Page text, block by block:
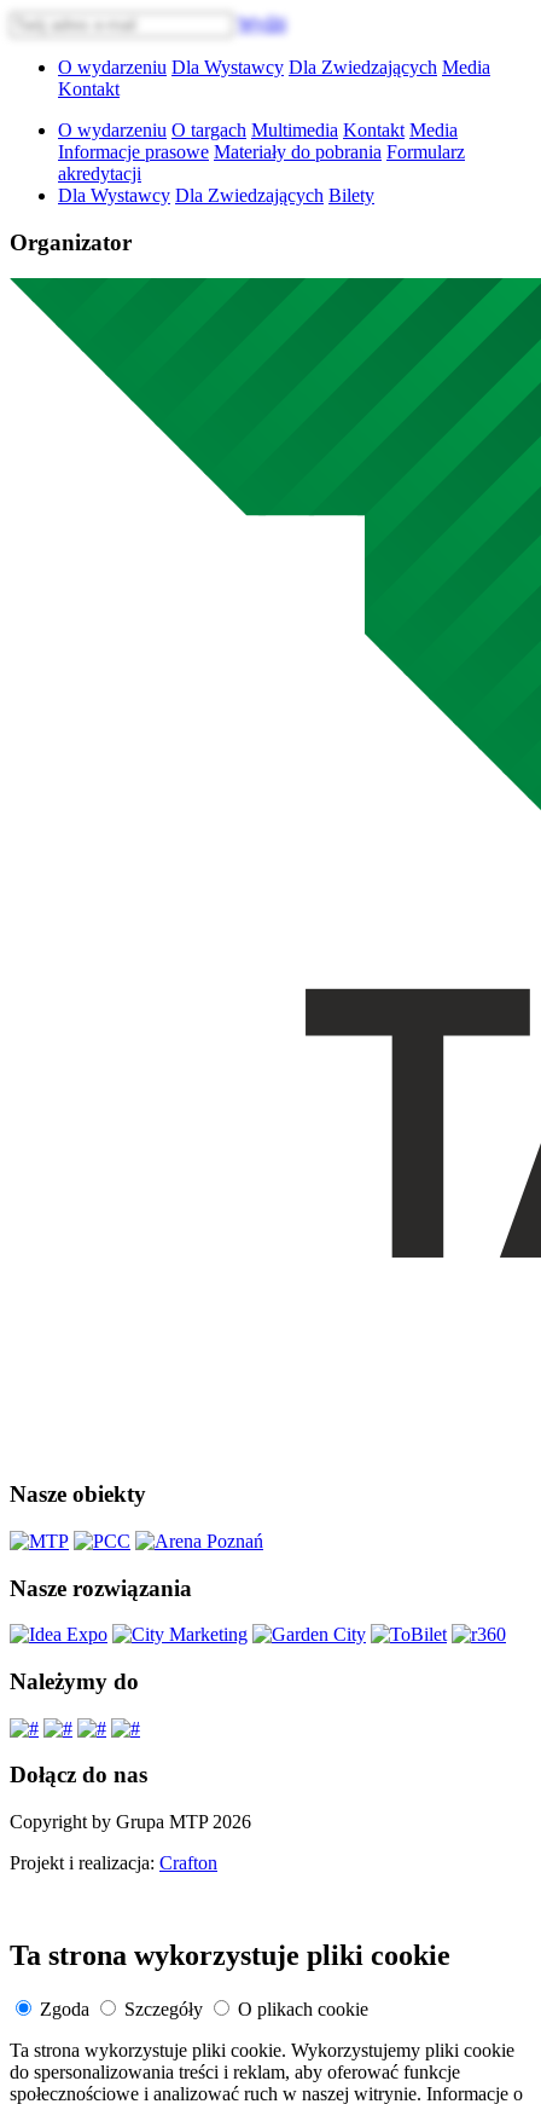
Wyślij
O wydarzeniu Dla Wystawcy Dla Zwiedzających Media
Kontakt
O wydarzeniu O targach Multimedia Kontakt Media
Informacje prasowe Materiały do pobrania Formularz
akredytacji
Dla Wystawcy Dla Zwiedzających Bilety
Organizator
Nasze obiekty
Nasze rozwiązania
Należymy do
Dołącz do nas
Copyright by Grupa MTP 2026
Projekt i realizacja: Crafton
Ta strona wykorzystuje pliki cookie
Zgoda Szczegóły
O plikach cookie
Ta strona wykorzystuje pliki cookie. Wykorzystujemy pliki cookie
do spersonalizowania treści i reklam, aby oferować funkcje
społecznościowe i analizować ruch w naszej witrynie. Informacje o